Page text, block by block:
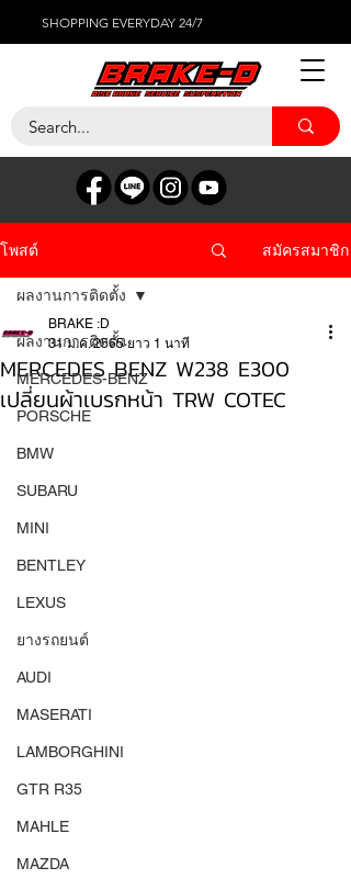
SHOPPING EVERYDAY 24/7
โพสต์ สมัครสมาชิก
ผลงานการติดตั้ง
MERCEDES-BENZ
PORSCHE
BMW
SUBARU
MINI
BENTLEY
LEXUS
ยางรถยนต์
AUDI
MASERATI
LAMBORGHINI
GTR R35
MAHLE
MAZDA
ผลงานการติดตั้ง
MERCEDES BENZ W238 E300
เปลี่ยนผ้าเบรกหน้า TRW COTEC
BRAKE :D
31 ม.ค. 2565 ยาว 1 นาที